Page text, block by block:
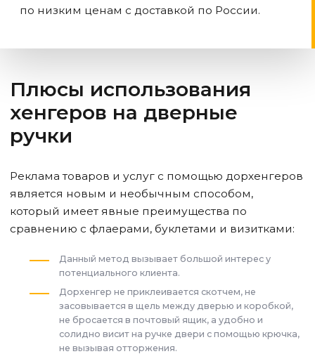
по низким ценам с доставкой по России.
Плюсы использования
хенгеров на дверные
ручки
Реклама товаров и услуг с помощью дорхенгеров
является новым и необычным способом,
который имеет явные преимущества по
сравнению с флаерами, буклетами и визитками:
Данный метод вызывает большой интерес у
потенциального клиента.
Дорхенгер не приклеивается скотчем, не
засовывается в щель между дверью и коробкой,
не бросается в почтовый ящик, а удобно и
солидно висит на ручке двери с помощью крючка,
не вызывая отторжения.